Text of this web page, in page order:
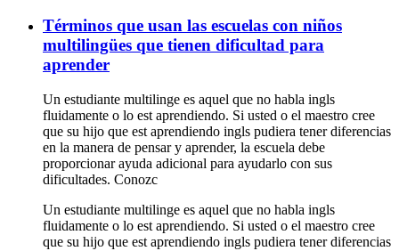
Términos que usan las escuelas con niños
multilingües que tienen dificultad para
aprender
Un estudiante multilinge es aquel que no habla ingls
fluidamente o lo est aprendiendo. Si usted o el maestro cree
que su hijo que est aprendiendo ingls pudiera tener diferencias
en la manera de pensar y aprender, la escuela debe
proporcionar ayuda adicional para ayudarlo con sus
dificultades. Conozc
Un estudiante multilinge es aquel que no habla ingls
fluidamente o lo est aprendiendo. Si usted o el maestro cree
que su hijo que est aprendiendo ingls pudiera tener diferencias